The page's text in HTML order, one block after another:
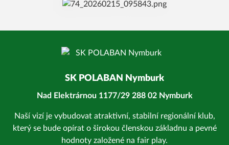
SK POLABAN Nymburk
Nad Elektrárnou 1177/29 288 02 Nymburk
Naší vizí je vybudovat atraktivní, stabilní regionální klub,
který se bude opírat o širokou členskou základnu a pevné
hodnoty založené na fair play.